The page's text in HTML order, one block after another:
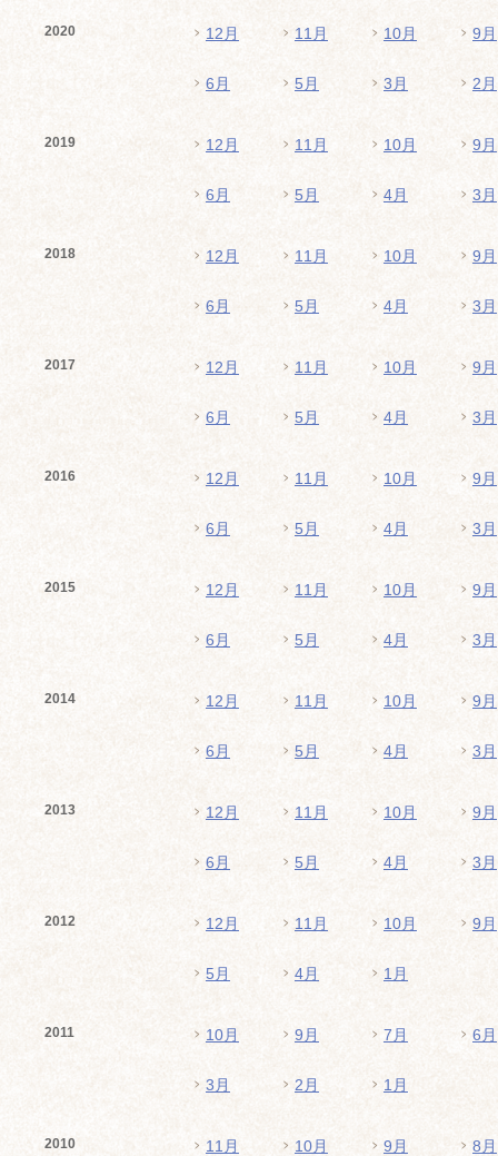
2020 12月 11月 10月 9月
6月 5月 3月 2月
2019 12月 11月 10月 9月
6月 5月 4月 3月
2018 12月 11月 10月 9月
6月 5月 4月 3月
2017 12月 11月 10月 9月
6月 5月 4月 3月
2016 12月 11月 10月 9月
6月 5月 4月 3月
2015 12月 11月 10月 9月
6月 5月 4月 3月
2014 12月 11月 10月 9月
6月 5月 4月 3月
2013 12月 11月 10月 9月
6月 5月 4月 3月
2012 12月 11月 10月 9月
5月 4月 1月
2011 10月 9月 7月 6月
3月 2月 1月
2010 11月 10月 9月 8月